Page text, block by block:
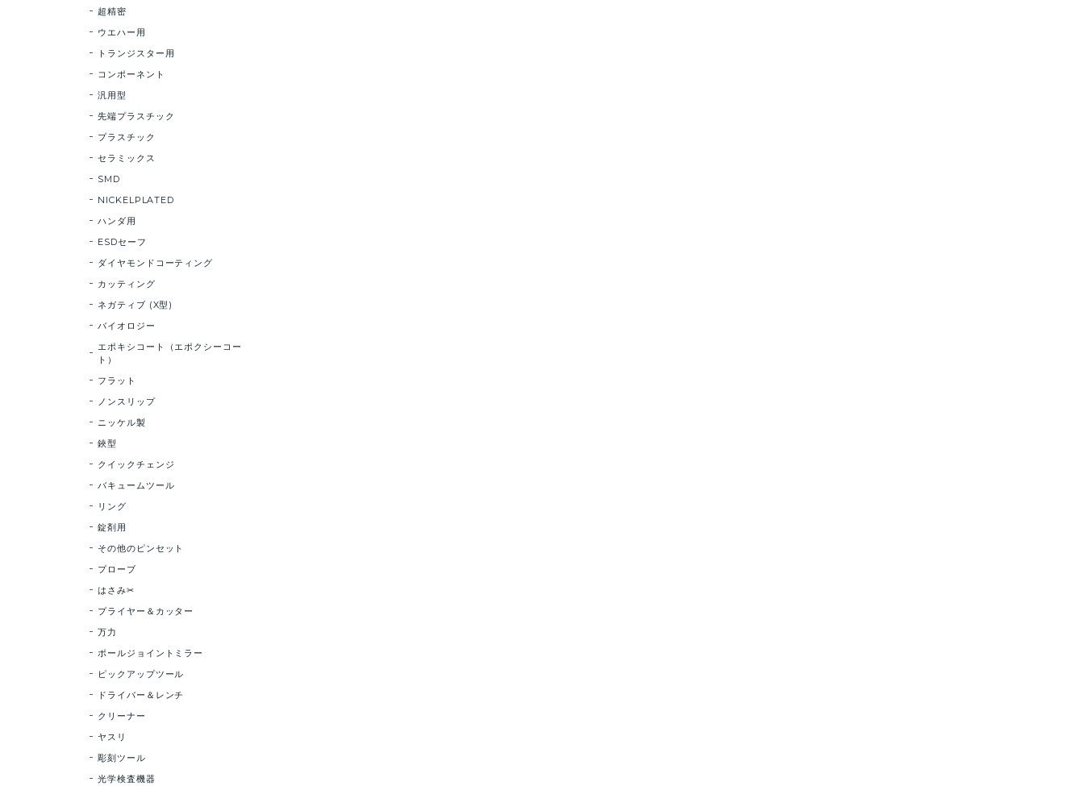
超精密
ウエハー用
トランジスター用
コンポーネント
汎用型
先端プラスチック
プラスチック
セラミックス
SMD
NICKELPLATED
ハンダ用
ESDセーフ
ダイヤモンドコーティング
カッティング
ネガティブ (X型)
バイオロジー
エポキシコート（エポクシーコー
ト）
フラット
ノンスリップ
ニッケル製
鋏型
クイックチェンジ
バキュームツール
リング
錠剤用
その他のピンセット
プローブ
はさみ✂
プライヤー＆カッター
万力
ポールジョイントミラー
ピックアップツール
ドライバー＆レンチ
クリーナー
ヤスリ
彫刻ツール
光学検査機器